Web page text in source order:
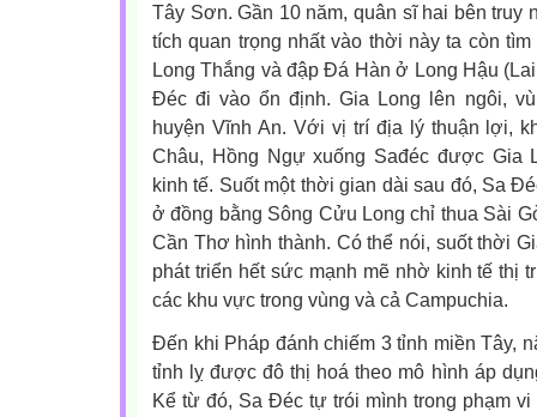
Tây Sơn. Gần 10 năm, quân sĩ hai bên truy
tích quan trọng nhất vào thời này ta còn
Long Thắng và đập Đá Hàn ở Long Hậu
Đéc đi vào ổn định. Gia Long lên ngôi,
huyện Vĩnh An. Với vị trí địa lý thuận lợi,
Châu, Hồng Ngự xuống Sađéc được Gia
kinh tế. Suốt một thời gian dài sau đó, Sa
ở đồng bằng Sông Cửu Long chỉ thua Sài
Cần Thơ hình thành. Có thể nói, suốt thời
phát triển hết sức mạnh mẽ nhờ kinh tế thị
các khu vực trong vùng và cả Campuchia.
Đến khi Pháp đánh chiếm 3 tỉnh miền Tây,
tỉnh lỵ được đô thị hoá theo mô hình áp
Kể từ đó, Sa Đéc tự trói mình trong phạm